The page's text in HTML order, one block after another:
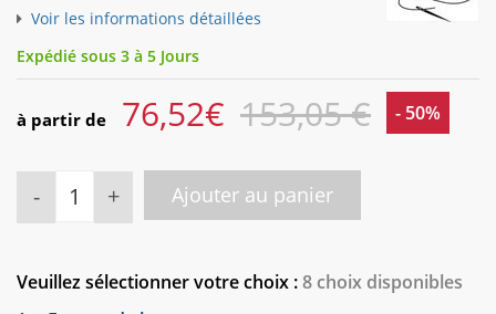
Voir les informations détaillées
Expédié sous 3 à 5 Jours
à partir de 76,52€ 153,05 € - 50%
- + Ajouter au panier
Veuillez sélectionner votre choix :8 choix disponibles